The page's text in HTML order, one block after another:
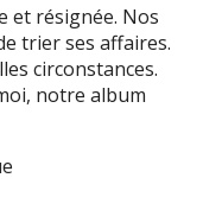
et résignée. Nos
trier ses affaires.
circonstances.
notre album